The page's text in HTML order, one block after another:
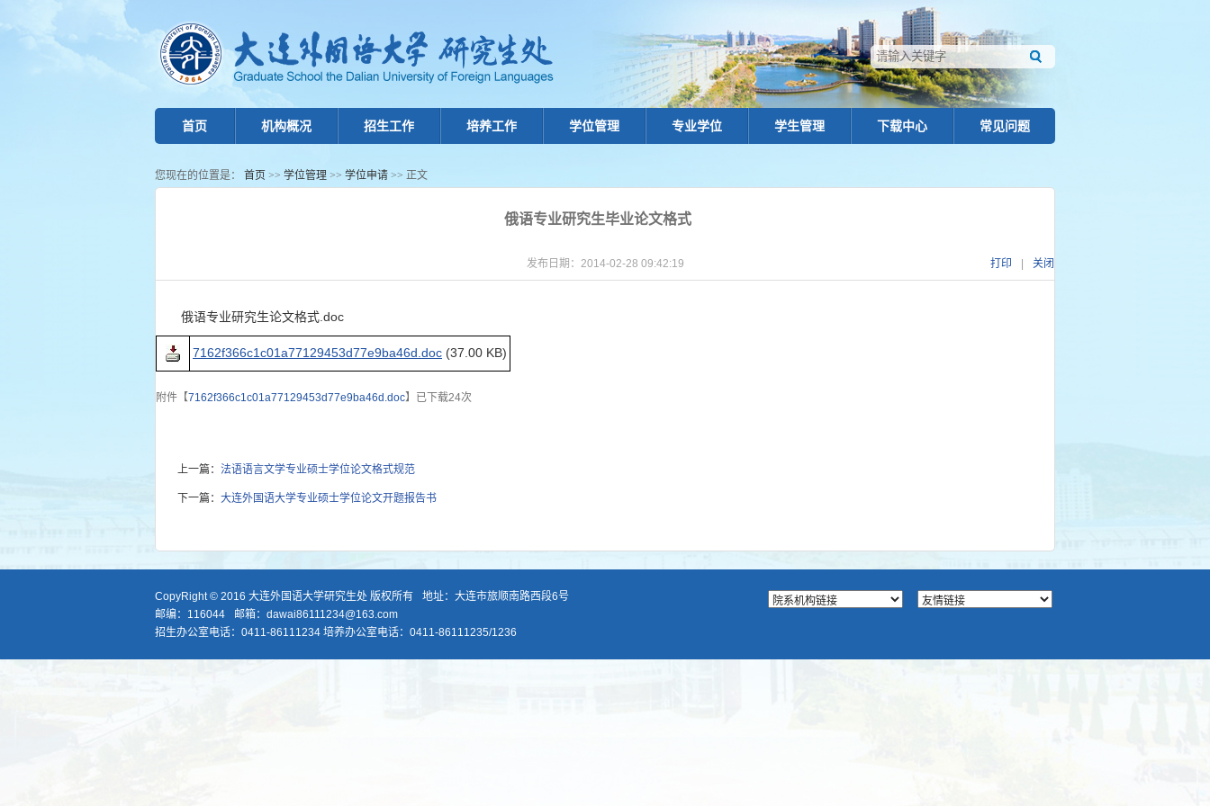
首页 机构概况 招生工作 培养工作 学位管理 专业学位 学生管理 下载中心 常见问题
您现在的位置是： 首页 >> 学位管理 >> 学位申请 >> 正文
俄语专业研究生毕业论文格式
打印 关闭
发布日期：2014-02-28 09:42:19
俄语专业研究生论文格式.doc
7162f366c1c01a77129453d77e9ba46d.doc (37.00 KB)
附件【7162f366c1c01a77129453d77e9ba46d.doc】已下载24次
上一篇： 法语语言文学专业硕士学位论文格式规范
下一篇： 大连外国语大学专业硕士学位论文开题报告书
CopyRight © 2016 大连外国语大学研究生处 版权所有
地址：大连市旅顺南路西段6号
邮编：116044
邮箱：dawai86111234@163.com
招生办公室电话：0411-86111234 培养办公室电话：0411-86111235/1236